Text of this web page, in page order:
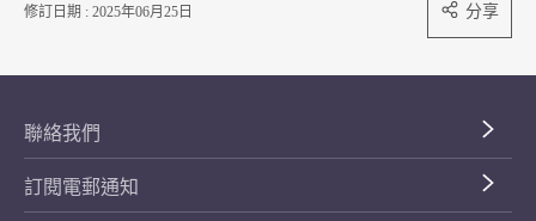
修訂日期 : 2025年06月25日 分享
聯絡我們
訂閱電郵通知